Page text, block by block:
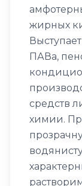
жирных
ПАВа,
средств
химии.